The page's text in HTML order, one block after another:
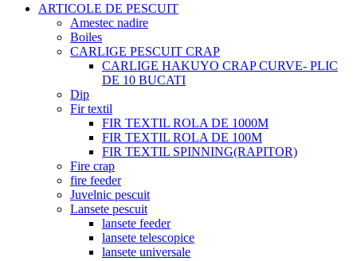
ARTICOLE DE PESCUIT
Amestec nadire
Boiles
CARLIGE PESCUIT CRAP
CARLIGE HAKUYO CRAP CURVE- PLIC
DE 10 BUCATI
Dip
Fir textil
FIR TEXTIL ROLA DE 1000M
FIR TEXTIL ROLA DE 100M
FIR TEXTIL SPINNING(RAPITOR)
Fire crap
fire feeder
Juvelnic pescuit
Lansete pescuit
lansete feeder
lansete telescopice
lansete universale